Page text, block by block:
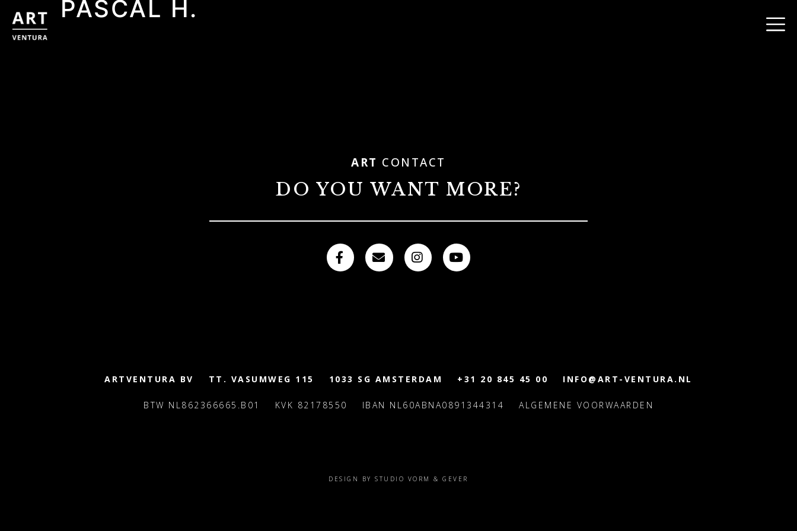
PASCAL H.
ART CONTACT
DO YOU WANT MORE?
ARTVENTURA BV TT. VASUMWEG 115 1033 SG AMSTERDAM +31 20 845 45 00 INFO@ART-VENTURA.NL
BTW NL862366665.B01 KVK 82178550 IBAN NL60ABNA0891344314 ALGEMENE VOORWAARDEN
DESIGN BY STUDIO VORM & GEVER